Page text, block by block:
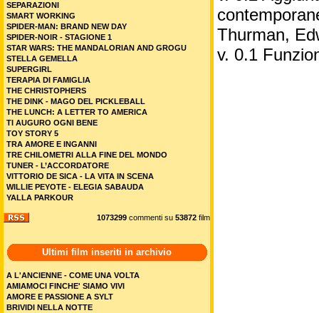
Thurman,
v. 0.1
SEPARAZIONI
SMART WORKING
SPIDER-MAN: BRAND NEW DAY
SPIDER-NOIR - STAGIONE 1
STAR WARS: THE MANDALORIAN AND GROGU
STELLA GEMELLA
SUPERGIRL
TERAPIA DI FAMIGLIA
THE CHRISTOPHERS
THE DINK - MAGO DEL PICKLEBALL
THE LUNCH: A LETTER TO AMERICA
TI AUGURO OGNI BENE
TOY STORY 5
TRA AMORE E INGANNI
TRE CHILOMETRI ALLA FINE DEL MONDO
TUNER - L’ACCORDATORE
VITTORIO DE SICA - LA VITA IN SCENA
WILLIE PEYOTE - ELEGIA SABAUDA
YALLA PARKOUR
1073299 commenti su 53872 film
Ultimi film inseriti in archivio
A L'ANCIENNE - COME UNA VOLTA
AMIAMOCI FINCHE' SIAMO VIVI
AMORE E PASSIONE A SYLT
BRIVIDI NELLA NOTTE